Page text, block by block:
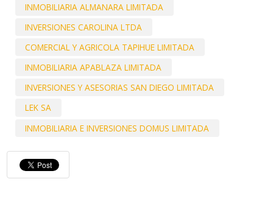
INMOBILIARIA ALMANARA LIMITADA
INVERSIONES CAROLINA LTDA
COMERCIAL Y AGRICOLA TAPIHUE LIMITADA
INMOBILIARIA APABLAZA LIMITADA
INVERSIONES Y ASESORIAS SAN DIEGO LIMITADA
LEK SA
INMOBILIARIA E INVERSIONES DOMUS LIMITADA